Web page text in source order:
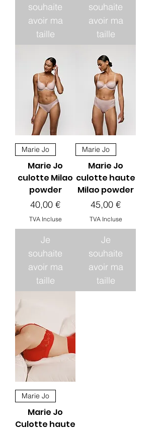
souhaite
avoir ma
taille
souhaite
avoir ma
taille
Marie Jo
Marie Jo
culotte Milao
powder
Prix
40,00 €
TVA Incluse
Je
souhaite
avoir ma
taille
Marie Jo
Marie Jo
culotte haute
Milao powder
Prix
45,00 €
TVA Incluse
Je
souhaite
avoir ma
taille
Marie Jo
Marie Jo
Culotte haute